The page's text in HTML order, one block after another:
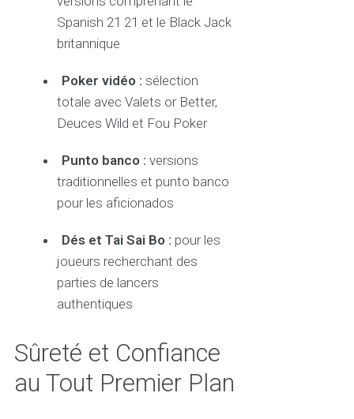
Spanish 21 21 et le Black Jack
britannique
Poker vidéo : sélection
totale avec Valets or Better,
Deuces Wild et Fou Poker
Punto banco : versions
traditionnelles et punto banco
pour les aficionados
Dés et Tai Sai Bo : pour les
joueurs recherchant des
parties de lancers
authentiques
Sûreté et Confiance
au Tout Premier Plan